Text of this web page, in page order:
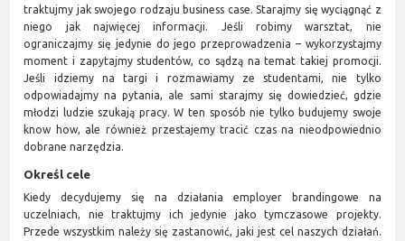
traktujmy jak swojego rodzaju business case. Starajmy się wyciągnąć z
niego jak najwięcej informacji. Jeśli robimy warsztat, nie
ograniczajmy się jedynie do jego przeprowadzenia – wykorzystajmy
moment i zapytajmy studentów, co sądzą na temat takiej promocji.
Jeśli idziemy na targi i rozmawiamy ze studentami, nie tylko
odpowiadajmy na pytania, ale sami starajmy się dowiedzieć, gdzie
młodzi ludzie szukają pracy. W ten sposób nie tylko budujemy swoje
know how, ale również przestajemy tracić czas na nieodpowiednio
dobrane narzędzia.
Określ cele
Kiedy decydujemy się na działania employer brandingowe na
uczelniach, nie traktujmy ich jedynie jako tymczasowe projekty.
Przede wszystkim należy się zastanowić, jaki jest cel naszych działań.